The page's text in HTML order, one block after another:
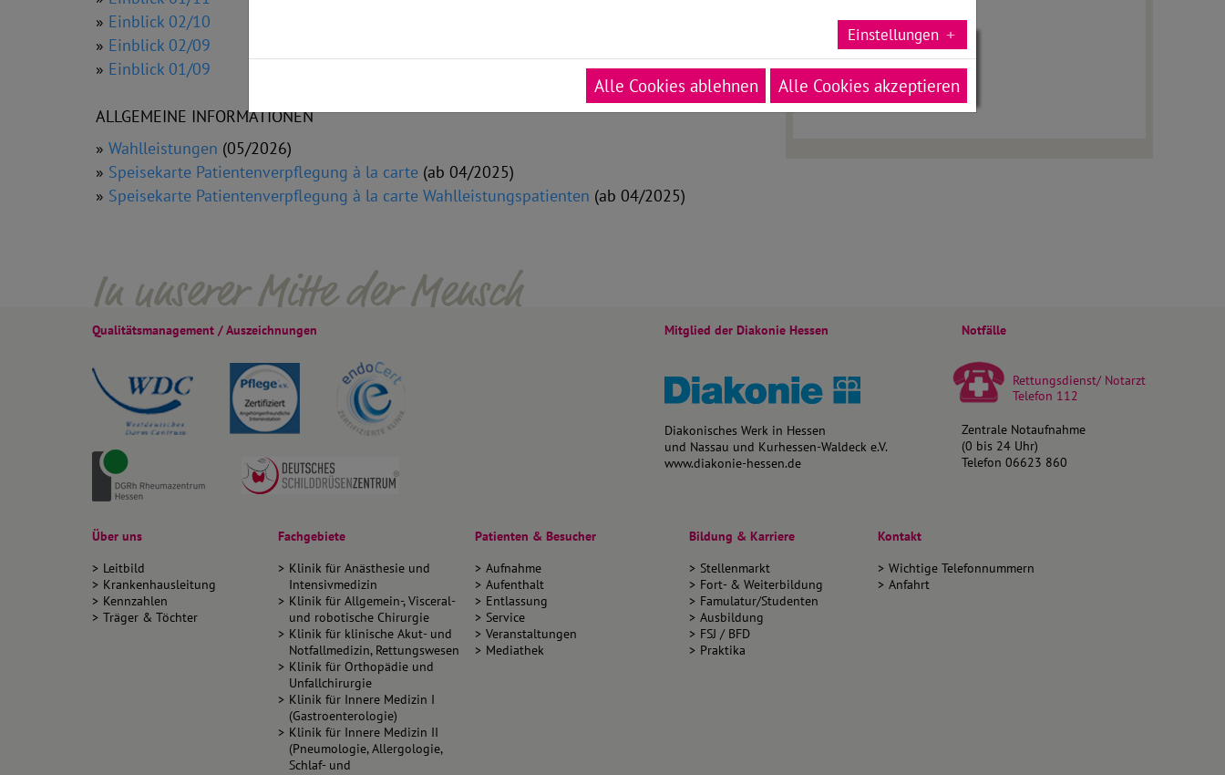
» Einblick 02/10
» Einblick 02/09
» Einblick 01/09
ALLGEMEINE INFORMATIONEN
» Wahlleistungen (05/2026)
» Speisekarte Patientenverpflegung à la carte (ab 04/2025)
» Speisekarte Patientenverpflegung à la carte Wahlleistungspatienten (ab 04/2025)
Qualitäts­management / Auszeichnungen Mitglied der Diakonie Hessen
Diakonisches Werk in Hessen
und Nassau und Kurhessen-Waldeck e.V.
www.diakonie-hessen.de
Notfälle
Rettungsdienst/ Notarzt
Telefon 112
Zentrale Notaufnahme
(0 bis 24 Uhr)
Telefon 06623 860
Über uns
Leitbild
Krankenhausleitung
Kennzahlen
Träger & Töchter
Fachgebiete
Klinik für Anästhesie und
Intensivmedizin
Klinik für Allgemein-, Visceral-
und robotische Chirurgie
Klinik für klinische Akut- und
Notfallmedizin, Rettungswesen
Klinik für Orthopädie und
Unfallchirurgie
Klinik für Innere Medizin I
(Gastroenterologie)
Klinik für Innere Medizin II
(Pneumologie, Allergologie,
Schlaf- und
Patienten & Besucher
Aufnahme
Aufenthalt
Entlassung
Service
Veranstaltungen
Mediathek
Bildung & Karriere
Stellenmarkt
Fort- & Weiterbildung
Famulatur/Studenten
Ausbildung
FSJ / BFD
Praktika
Kontakt
Wichtige Telefonnummern
Anfahrt
Einstellungen
Alle Cookies ablehnen Alle Cookies akzeptieren